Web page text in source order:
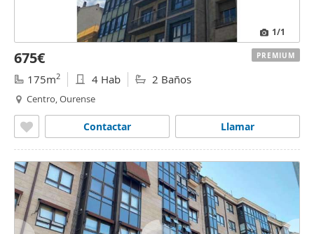
1/1
675€
175m2 4 Hab 2 Baños
Centro, Ourense
Llamar
Contactar
PREMIUM